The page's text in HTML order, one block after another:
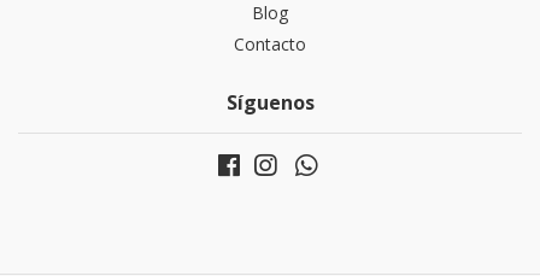
Blog
Contacto
Síguenos